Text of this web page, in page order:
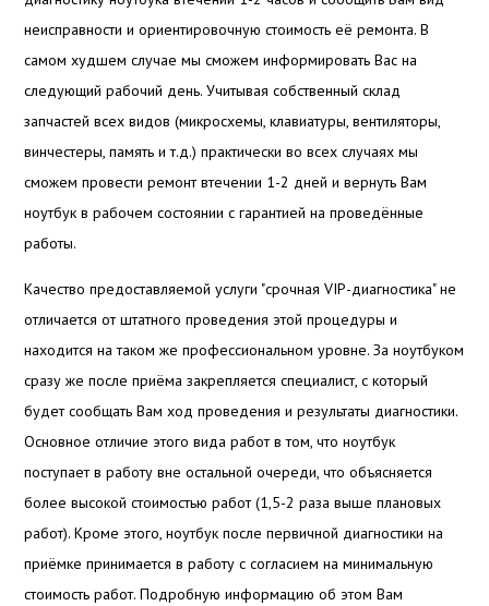
неисправности и ориентировочную стоимость её ремонта. В
самом худшем случае мы сможем информировать Вас на
следующий рабочий день. Учитывая собственный склад
запчастей всех видов (микросхемы, клавиатуры, вентиляторы,
винчестеры, память и т.д.) практически во всех случаях мы
сможем провести ремонт втечении 1-2 дней и вернуть Вам
ноутбук в рабочем состоянии с гарантией на проведённые
работы.
Качество предоставляемой услуги "срочная VIP-диагностика" не
отличается от штатного проведения этой процедуры и
находится на таком же профессиональном уровне. За ноутбуком
сразу же после приёма закрепляется специалист, с который
будет сообщать Вам ход проведения и результаты диагностики.
Основное отличие этого вида работ в том, что ноутбук
поступает в работу вне остальной очереди, что объясняется
более высокой стоимостью работ (1,5-2 раза выше плановых
работ). Кроме этого, ноутбук после первичной диагностики на
приёмке принимается в работу с согласием на минимальную
стоимость работ. Подробную информацию об этом Вам